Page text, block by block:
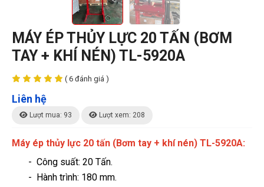
MÁY ÉP THỦY LỰC 20 TẤN (BƠM
TAY + KHÍ NÉN) TL-5920A
( 6 đánh giá )
Liên hệ
Lượt mua: 93 Lượt xem: 208
Máy ép thủy lực 20 tấn (Bơm tay + khí nén) TL-5920A:
- Công suất: 20 Tấn.
- Hành trình: 180 mm.